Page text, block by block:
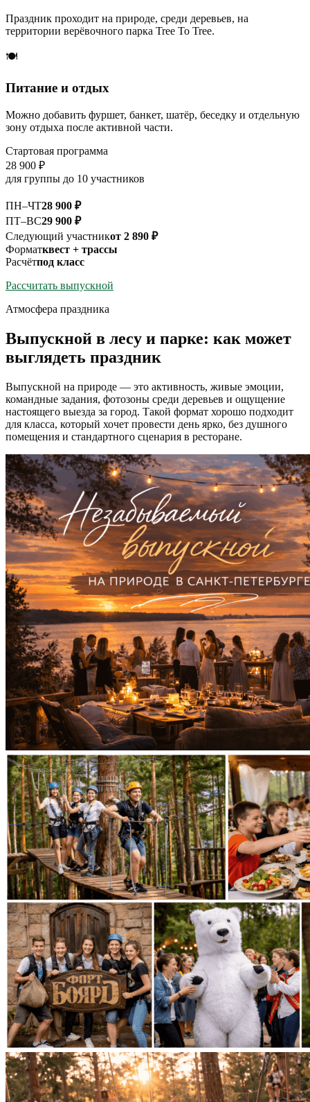
Праздник проходит на природе, среди деревьев, на
территории верёвочного парка Tree To Tree.
🍽️
Питание и отдых
Можно добавить фуршет, банкет, шатёр, беседку и отдельную
зону отдыха после активной части.
Стартовая программа
28 900 ₽
для группы до 10 участников
ПН–ЧТ28 900 ₽
ПТ–ВС29 900 ₽
Следующий участникот 2 890 ₽
Форматквест + трассы
Расчётпод класс
Рассчитать выпускной
Атмосфера праздника
Выпускной в лесу и парке: как может
выглядеть праздник
Выпускной на природе — это активность, живые эмоции,
командные задания, фотозоны среди деревьев и ощущение
настоящего выезда за город. Такой формат хорошо подходит
для класса, который хочет провести день ярко, без душного
помещения и стандартного сценария в ресторане.